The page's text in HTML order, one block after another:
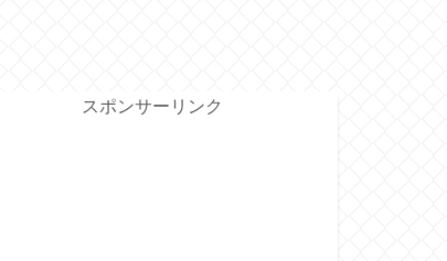
スポンサーリンク